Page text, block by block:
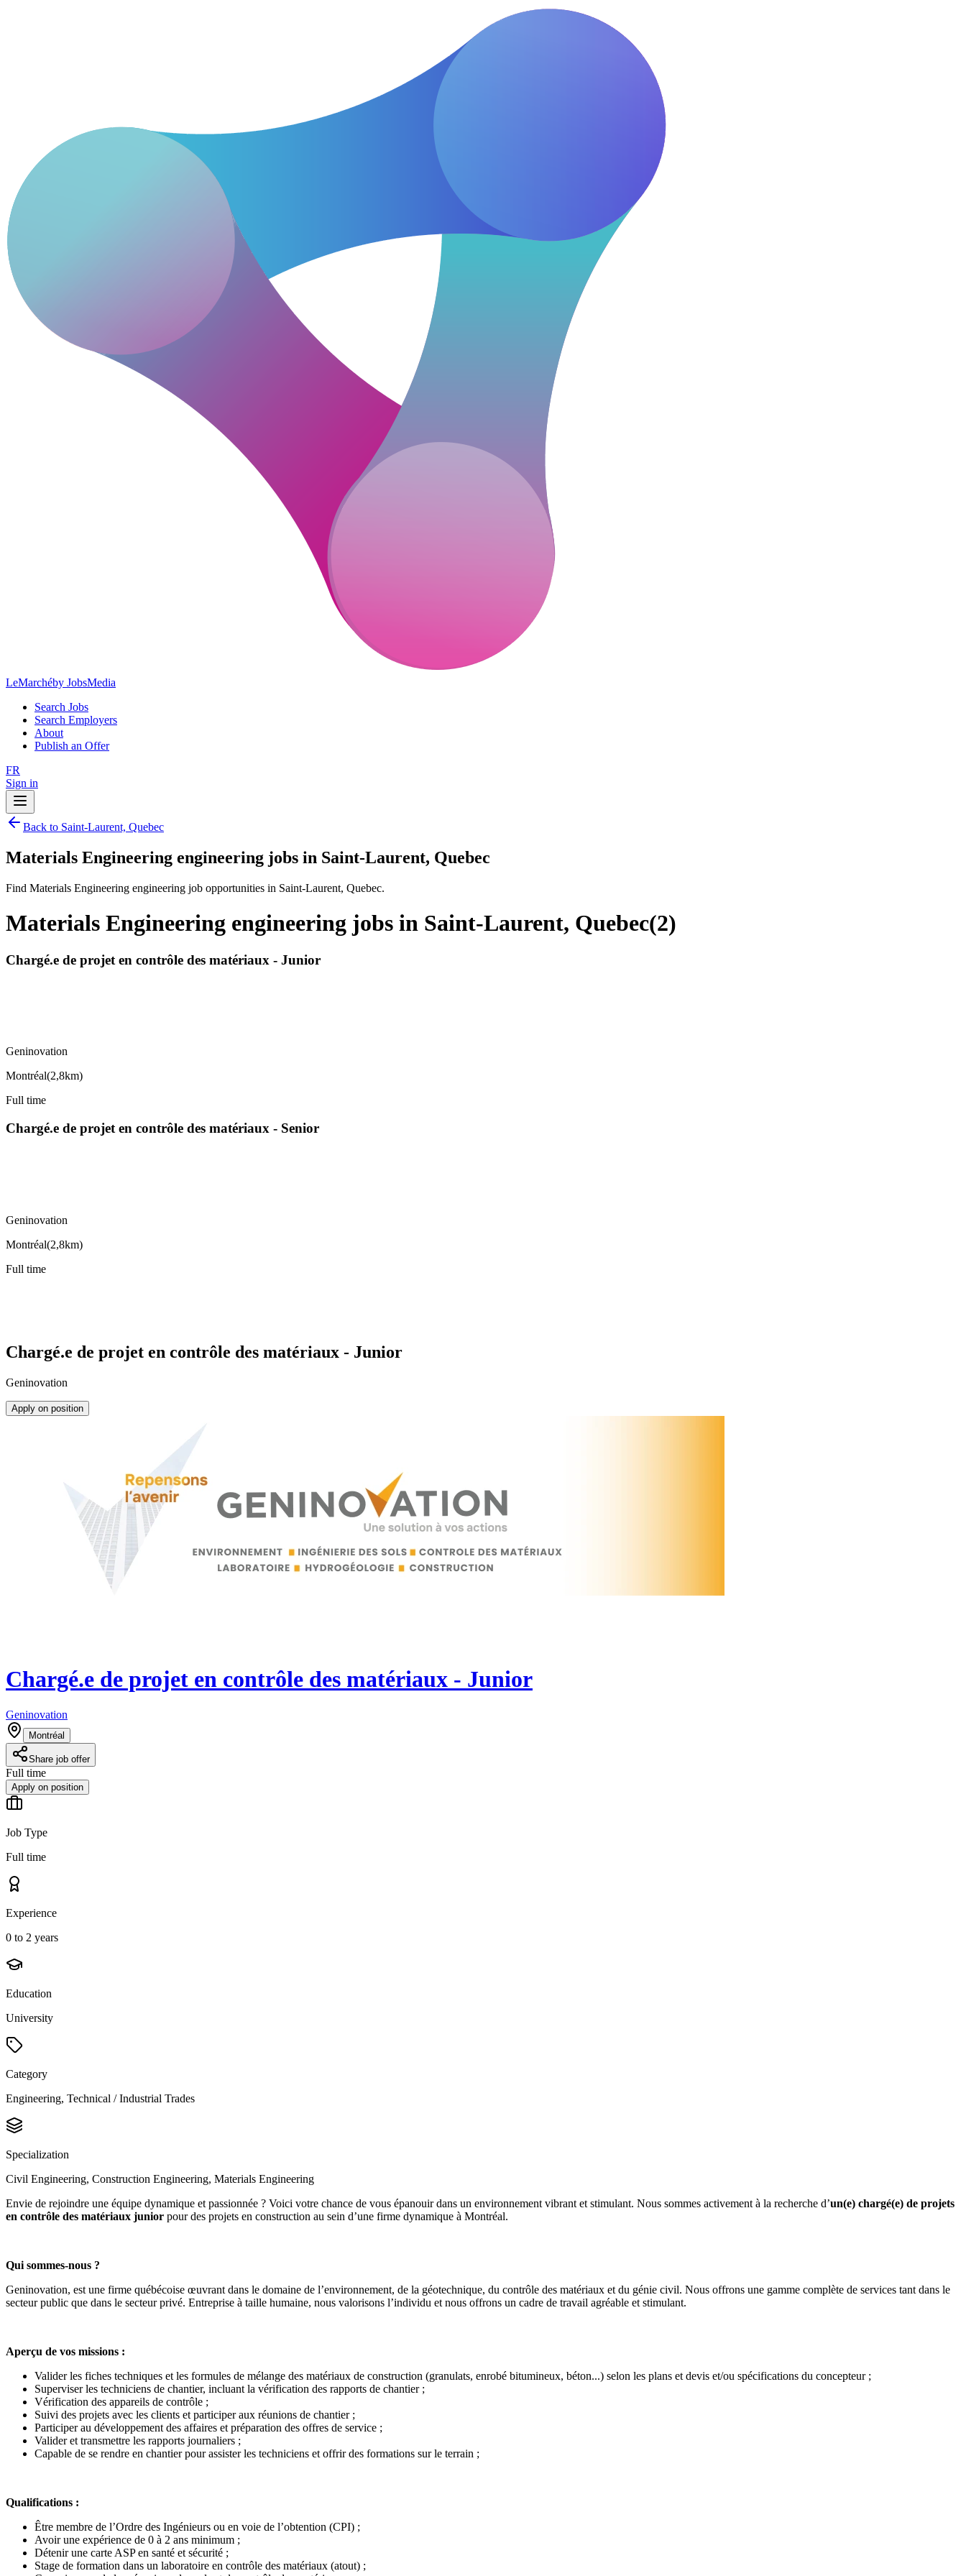
LeMarchéby JobsMedia
Search Jobs
Search Employers
About
Publish an Offer
FR
Sign in
Back to Saint-Laurent, Quebec
Materials Engineering engineering jobs in Saint-Laurent, Quebec
Find Materials Engineering engineering job opportunities in Saint-Laurent, Quebec.
Materials Engineering engineering jobs in Saint-Laurent, Quebec(2)
Chargé.e de projet en contrôle des matériaux - Junior
Geninovation
Montréal(2,8km)
Full time
Chargé.e de projet en contrôle des matériaux - Senior
Geninovation
Montréal(2,8km)
Full time
Chargé.e de projet en contrôle des matériaux - Junior
Geninovation
Apply on position
Chargé.e de projet en contrôle des matériaux - Junior
Geninovation
Montréal
Share job offer
Full time
Apply on position
Job Type
Full time
Experience
0 to 2 years
Education
University
Category
Engineering, Technical / Industrial Trades
Specialization
Civil Engineering, Construction Engineering, Materials Engineering
Envie de rejoindre une équipe dynamique et passionnée ? Voici votre chance de vous épanouir dans un environnement vibrant et stimulant. Nous sommes activement à la recherche d’un(e) chargé(e) de projets
en contrôle des matériaux junior pour des projets en construction au sein d’une firme dynamique à Montréal.
Qui sommes-nous ?
Geninovation, est une firme québécoise œuvrant dans le domaine de l’environnement, de la géotechnique, du contrôle des matériaux et du génie civil. Nous offrons une gamme complète de services tant dans le
secteur public que dans le secteur privé. Entreprise à taille humaine, nous valorisons l’individu et nous offrons un cadre de travail agréable et stimulant.
Aperçu de vos missions :
Valider les fiches techniques et les formules de mélange des matériaux de construction (granulats, enrobé bitumineux, béton...) selon les plans et devis et/ou spécifications du concepteur ;
Superviser les techniciens de chantier, incluant la vérification des rapports de chantier ;
Vérification des appareils de contrôle ;
Suivi des projets avec les clients et participer aux réunions de chantier ;
Participer au développement des affaires et préparation des offres de service ;
Valider et transmettre les rapports journaliers ;
Capable de se rendre en chantier pour assister les techniciens et offrir des formations sur le terrain ;
Qualifications :
Être membre de l’Ordre des Ingénieurs ou en voie de l’obtention (CPI) ;
Avoir une expérience de 0 à 2 ans minimum ;
Détenir une carte ASP en santé et sécurité ;
Stage de formation dans un laboratoire en contrôle des matériaux (atout) ;